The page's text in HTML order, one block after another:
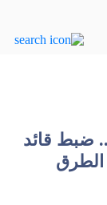
ضبط قائد
الطرق